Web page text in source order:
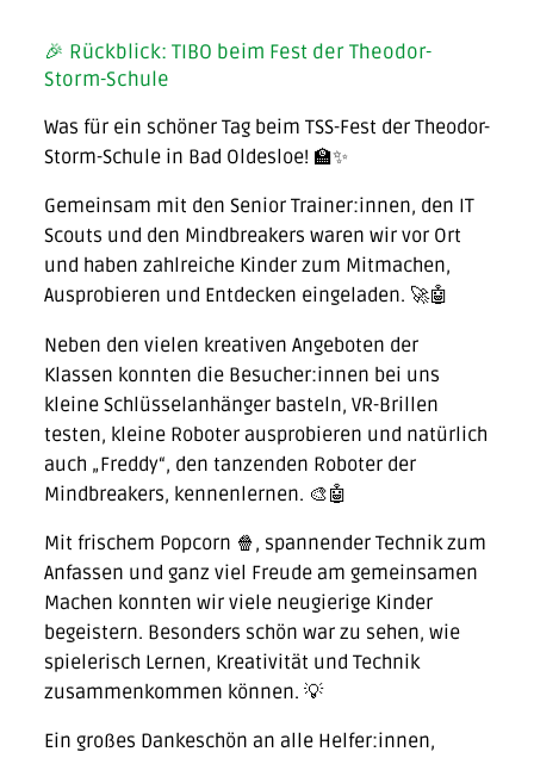
🎉 Rückblick: TIBO beim Fest der Theodor-
Storm-Schule
Was für ein schöner Tag beim TSS-Fest der Theodor-
Storm-Schule in Bad Oldesloe! 🏫✨
Gemeinsam mit den Senior Trainer:innen, den IT
Scouts und den Mindbreakers waren wir vor Ort
und haben zahlreiche Kinder zum Mitmachen,
Ausprobieren und Entdecken eingeladen. 🚀🤖
Neben den vielen kreativen Angeboten der
Klassen konnten die Besucher:innen bei uns
kleine Schlüsselanhänger basteln, VR-Brillen
testen, kleine Roboter ausprobieren und natürlich
auch „Freddy“, den tanzenden Roboter der
Mindbreakers, kennenlernen. 🎨🤖
Mit frischem Popcorn 🍿, spannender Technik zum
Anfassen und ganz viel Freude am gemeinsamen
Machen konnten wir viele neugierige Kinder
begeistern. Besonders schön war zu sehen, wie
spielerisch Lernen, Kreativität und Technik
zusammenkommen können. 💡
Ein großes Dankeschön an alle Helfer:innen,